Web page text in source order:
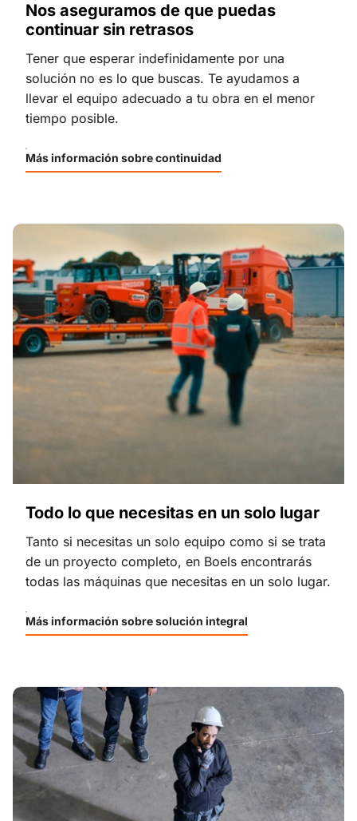
Nos aseguramos de que puedas
continuar sin retrasos
Tener que esperar indefinidamente por una
solución no es lo que buscas. Te ayudamos a
llevar el equipo adecuado a tu obra en el menor
tiempo posible.
Más información sobre continuidad
Todo lo que necesitas en un solo lugar
Tanto si necesitas un solo equipo como si se trata
de un proyecto completo, en Boels encontrarás
todas las máquinas que necesitas en un solo lugar.
Más información sobre solución integral